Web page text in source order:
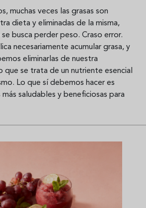
muchas veces las grasas son
dieta y eliminadas de la misma,
busca perder peso. Craso error.
necesariamente acumular grasa, y
eliminarlas de nuestra
que se trata de un nutriente esencial
Lo que sí debemos hacer es
saludables y beneficiosas para